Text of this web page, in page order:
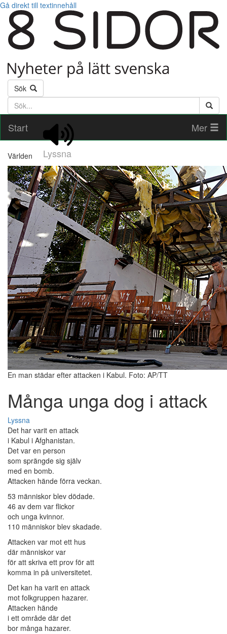
Gå direkt till textinnehåll
Sök
Söktext
Start
Lyssna
Mer
Världen
En man städar efter attacken i Kabul. Foto: AP/TT
Många unga dog i attack
Lyssna
Det har varit en attack
i Kabul i Afghanistan.
Det var en person
som sprängde sig själv
med en bomb.
Attacken hände förra veckan.
53 människor blev dödade.
46 av dem var flickor
och unga kvinnor.
110 människor blev skadade.
Attacken var mot ett hus
där människor var
för att skriva ett prov för att
komma in på universitetet.
Det kan ha varit en attack
mot folkgruppen hazarer.
Attacken hände
i ett område där det
bor många hazarer.